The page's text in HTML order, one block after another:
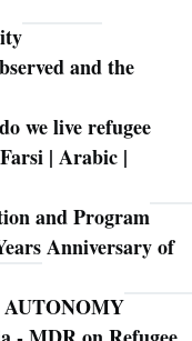
and the
we live refugee
| Arabic |
and Program
Anniversary of